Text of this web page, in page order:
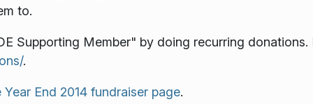
to.
Supporting Member" by doing recurring donations.
.
Year End 2014 fundraiser page.